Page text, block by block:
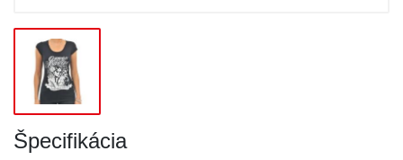
Špecifikácia